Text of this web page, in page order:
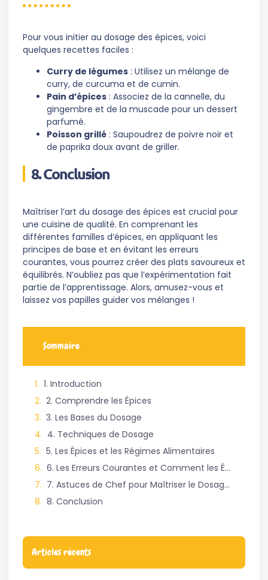
Pour vous initier au dosage des épices, voici
quelques recettes faciles :
Curry de légumes : Utilisez un mélange de
curry, de curcuma et de cumin.
Pain d’épices : Associez de la cannelle, du
gingembre et de la muscade pour un dessert
parfumé.
Poisson grillé : Saupoudrez de poivre noir et
de paprika doux avant de griller.
8. Conclusion
Maîtriser l’art du dosage des épices est crucial pour
une cuisine de qualité. En comprenant les
différentes familles d’épices, en appliquant les
principes de base et en évitant les erreurs
courantes, vous pourrez créer des plats savoureux et
équilibrés. N’oubliez pas que l’expérimentation fait
partie de l’apprentissage. Alors, amusez-vous et
laissez vos papilles guider vos mélanges !
Sommaire
1. Introduction
2. Comprendre les Épices
3. Les Bases du Dosage
4. Techniques de Dosage
5. Les Épices et les Régimes Alimentaires
6. Les Erreurs Courantes et Comment les Éviter
7. Astuces de Chef pour Maîtriser le Dosage des Épices
8. Conclusion
Articles récents